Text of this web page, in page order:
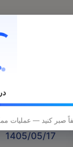
تورهای داخلی